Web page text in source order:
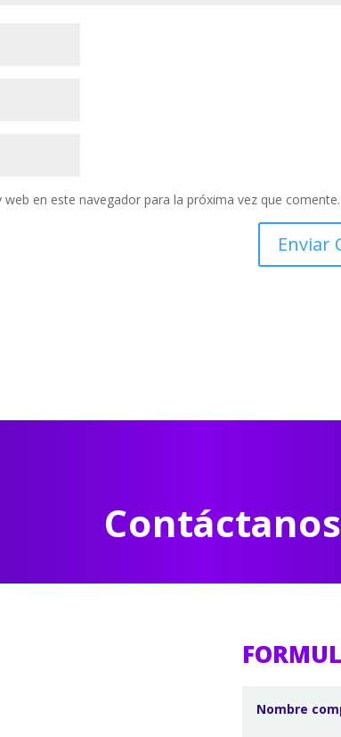
en este navegador para la próxima vez que comente.